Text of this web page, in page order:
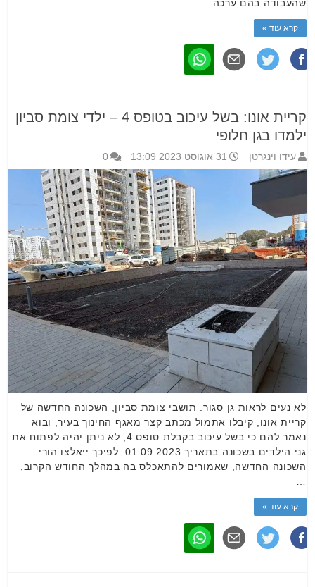
שהעבודה בהם ערכה …
קרא עוד »
קריית אונו: בשל עיכוב בטופס 4 – ילדי צומת סביון
ילמדו בגן חלופי
עידו וינגרטן 31 אוגוסט 2023 13:09 0
לא נעים לראות גן סגור. תושבי צומת סביון, השכונה החדשה של
קריית אונו, קיבלו אתמול מכתב קצר מאגף החינוך בעיר, ובוא
נאמר להם כי בשל עיכוב בקבלת טופס 4, לא ניתן יהיה לפתוח את
גני הילדים בשכונה בתאריך 01.09.2023. לפיכך ייאלצו הורי
השכונה החדשה, שאמורים להתאכלס בה במהלך החודש הקרוב,
קרא עוד »